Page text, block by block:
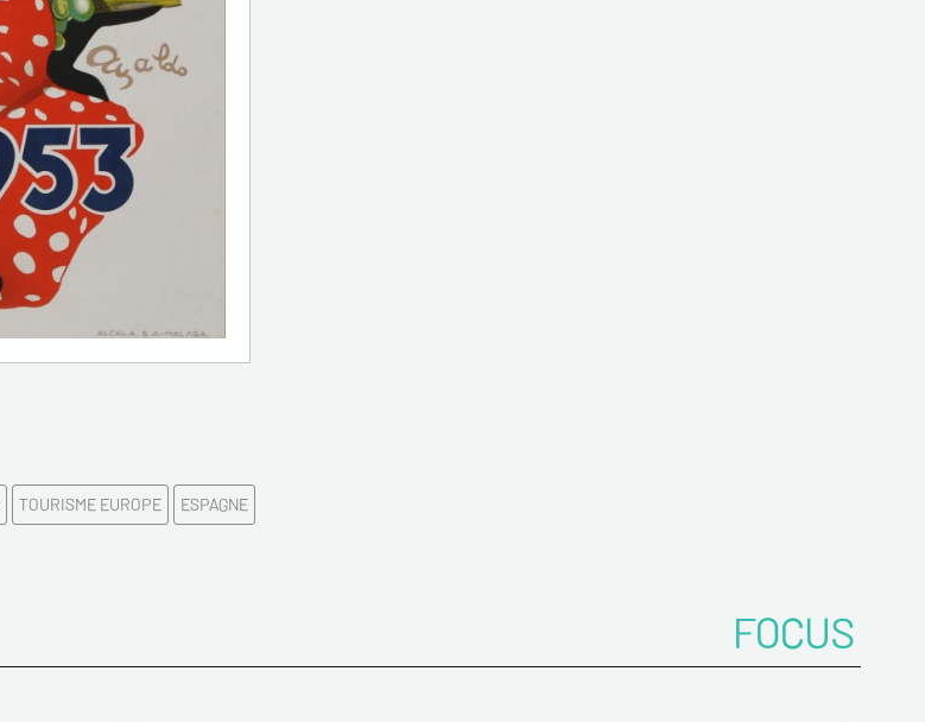
Les informations recueillies sur ce formulaire sont
TOURISME EUROPE ESPAGNE
FOCUS